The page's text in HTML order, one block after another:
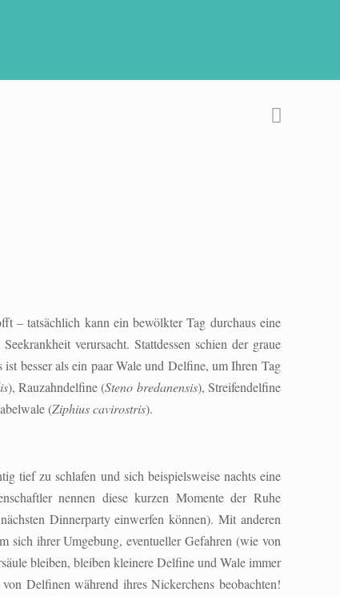
– tatsächlich kann ein bewölkter Tag durchaus eine
verursacht. Stattdessen schien der graue
besser als ein paar Wale und Delfine, um Ihren Tag
), Rauzahndelfine (Steno bredanensis), Streifendelfine
(Ziphius cavirostris).
tief zu schlafen und sich beispielsweise nachts eine
nennen diese kurzen Momente der Ruhe
Dinnerparty einwerfen können). Mit anderen
sich ihrer Umgebung, eventueller Gefahren (wie von
bleiben, bleiben kleinere Delfine und Wale immer
Delfinen während ihres Nickerchens beobachten!